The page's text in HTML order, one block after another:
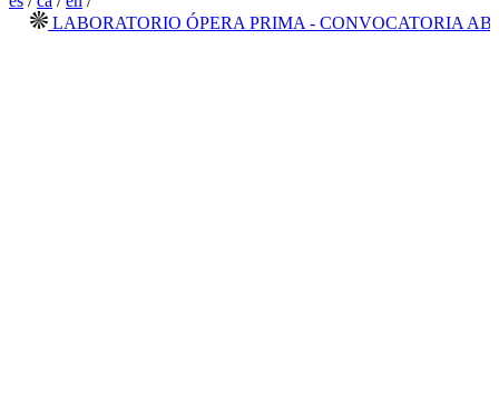
LABORATORIO ÓPERA PRIMA - CONVOCATORIA